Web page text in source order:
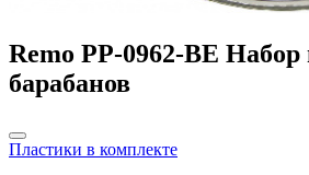
Remo PP-0962-BE Набор
барабанов
Пластики в комплекте